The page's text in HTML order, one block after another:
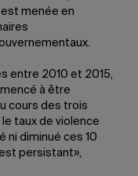
est menée en
entre 2010 et 2015,
à être
cours des trois
taux de violence
ni diminué ces 10
persistant»,